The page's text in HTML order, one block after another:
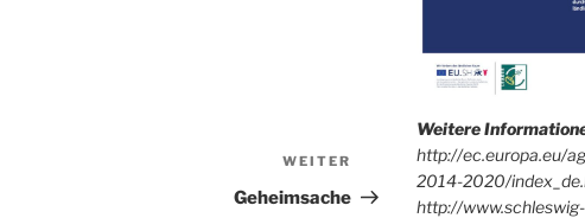
Nächster
Beitrag
WEITER
Geheimsache
Weitere
http://ec.europa.eu/
2014-2020/
http://www.schleswig-